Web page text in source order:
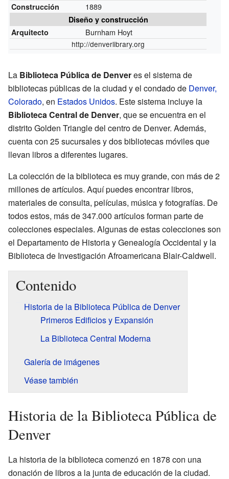
Construcción 1889
Diseño y construcción
Arquitecto
Burnham Hoyt
http://denverlibrary.org
La Biblioteca Pública de Denveres el sistema de
bibliotecas públicas de la ciudad y el condado de Denver,
Colorado, en Estados Unidos. Este sistema incluye la
Biblioteca Central de Denver, que se encuentra en el
distrito Golden Triangle del centro de Denver. Además,
cuenta con 25 sucursales y dos bibliotecas móviles que
llevan libros a diferentes lugares.
La colección de la biblioteca es muy grande, con más de 2
millones de artículos. Aquí puedes encontrar libros,
materiales de consulta, películas, música y fotografías. De
todos estos, más de 347.000 artículos forman parte de
colecciones especiales. Algunas de estas colecciones son
el Departamento de Historia y Genealogía Occidental y la
Biblioteca de Investigación Afroamericana Blair-Caldwell.
Contenido
Historia de la Biblioteca Pública de Denver
Primeros Edificios y Expansión
La Biblioteca Central Moderna
Galería de imágenes
Véase también
Historia de la Biblioteca Pública de
Denver
La historia de la biblioteca comenzó en 1878 con una
donación de libros a la junta de educación de la ciudad.